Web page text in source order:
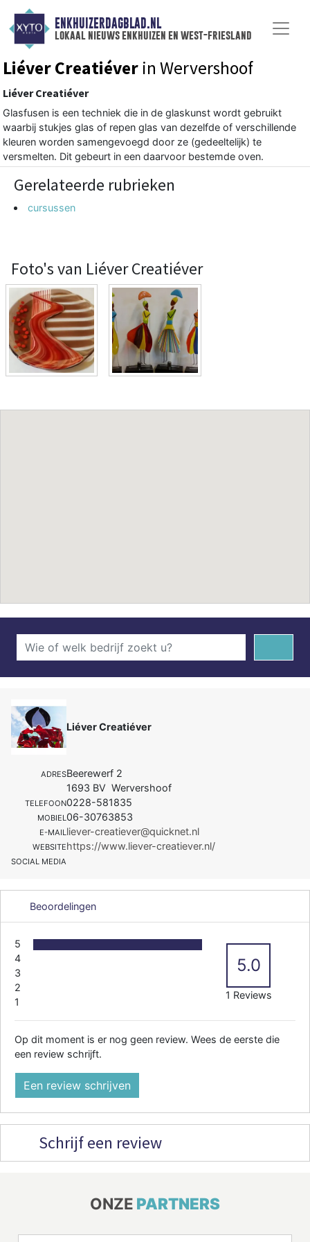
ENKHUIZERDAGBLAD.NL
lokaal nieuws enkhuizen en west-friesland
Liéver Creatiéver in Wervershoof
Liéver Creatiéver
Glasfusen is een techniek die in de glaskunst wordt gebruikt
waarbij stukjes glas of repen glas van dezelfde of verschillende
kleuren worden samengevoegd door ze (gedeeltelijk) te
versmelten. Dit gebeurt in een daarvoor bestemde oven.
Gerelateerde rubrieken
cursussen
Foto's van Liéver Creatiéver
Liéver Creatiéver
ADRESBeerewerf 2
1693 BV Wervershoof
TELEFOON0228-581835
MOBIEL06-30763853
E-MAILliever-creatiever@quicknet.nl
WEBSITEhttps://www.liever-creatiever.nl/
SOCIAL MEDIA
Beoordelingen
5
4
3
2
1
5.0
1 Reviews
Op dit moment is er nog geen review. Wees de eerste die
een review schrijft.
Een review schrijven
Schrijf een review
ONZE PARTNERS